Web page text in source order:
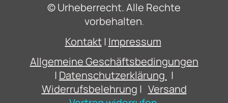
© Urheberrecht. Alle Rechte
vorbehalten.
Kontakt| Impressum
Allgemeine Geschäftsbedingungen
| Datenschutzerklärung |
Widerrufsbelehrung | Versand